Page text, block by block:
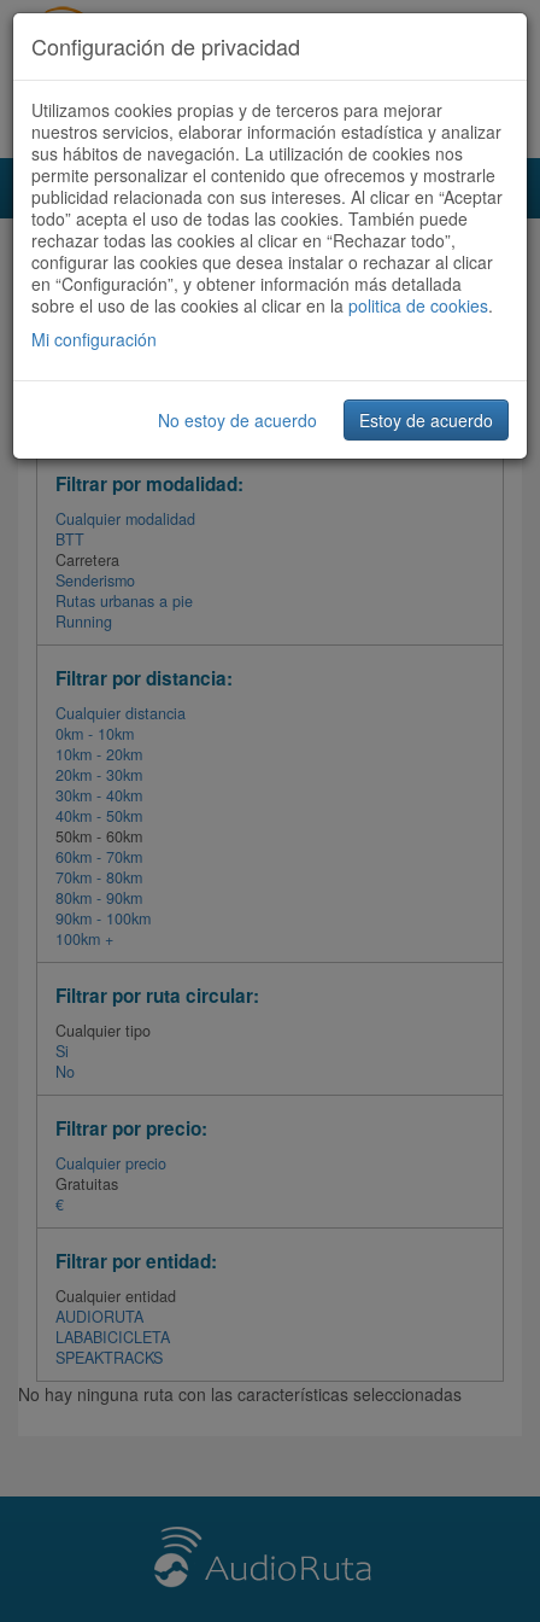
Acceder Registrate ahora Español | Català
Audioruta Todas las rutas
Todas las rutas Ordenar por:Más recientes
Filtrar las rutas
Filtrar por modalidad:
Cualquier modalidad
BTT
Carretera
Senderismo
Rutas urbanas a pie
Running
Filtrar por distancia:
Cualquier distancia
0km - 10km
10km - 20km
20km - 30km
30km - 40km
40km - 50km
50km - 60km
60km - 70km
70km - 80km
80km - 90km
90km - 100km
100km +
Filtrar por ruta circular:
Cualquier tipo
Si
No
Filtrar por precio:
Cualquier precio
Gratuitas
€
Filtrar por entidad:
Cualquier entidad
AUDIORUTA
LABABICICLETA
SPEAKTRACKS
No hay ninguna ruta con las características seleccionadas
Configuración de privacidad
Utilizamos cookies propias y de terceros para mejorar
nuestros servicios, elaborar información estadística y analizar
sus hábitos de navegación. La utilización de cookies nos
permite personalizar el contenido que ofrecemos y mostrarle
publicidad relacionada con sus intereses. Al clicar en “Aceptar
todo” acepta el uso de todas las cookies. También puede
rechazar todas las cookies al clicar en “Rechazar todo”,
configurar las cookies que desea instalar o rechazar al clicar
en “Configuración”, y obtener información más detallada
sobre el uso de las cookies al clicar en la politica de cookies.
Mi configuración
No estoy de acuerdo Estoy de acuerdo